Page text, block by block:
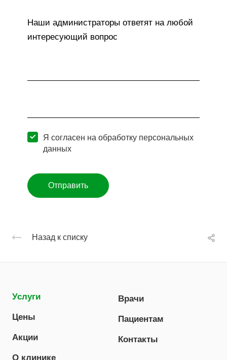
Наши администраторы ответят на любой
интересующий вопрос
Я согласен на обработку персональных
данных
Отправить
Назад к списку
Услуги
Цены
Акции
О клинике
Врачи
Пациентам
Контакты